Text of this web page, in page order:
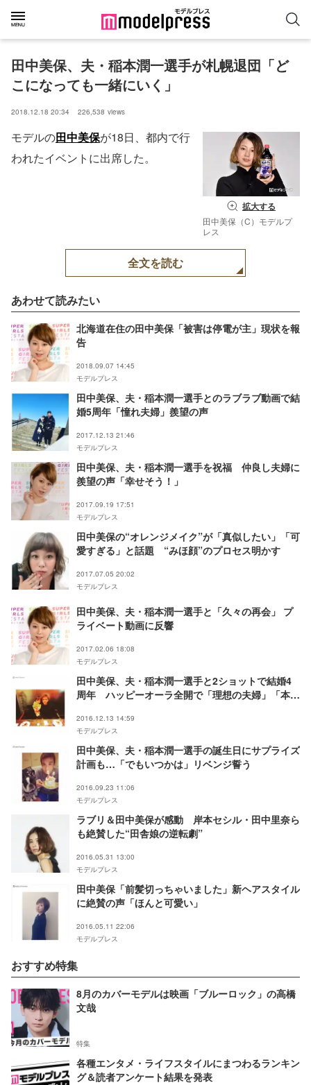
田中美保、夫・稲本潤一選手が札幌退団「ど
こになっても一緒にいく」
2018.12.18 20:34 226,538 views
拡大する
田中美保（C）モデルプ
レス
モデルの田中美保が18日、都内で行
われたイベントに出席した。
全文を読む
あわせて読みたい
北海道在住の田中美保「被害は停電が主」現状を報
告
2018.09.07 14:45
モデルプレス
田中美保、夫・稲本潤一選手とのラブラブ動画で結
婚5周年「憧れ夫婦」羨望の声
2017.12.13 21:46
モデルプレス
田中美保、夫・稲本潤一選手を祝福 仲良し夫婦に
羨望の声「幸せそう！」
2017.09.19 17:51
モデルプレス
田中美保の“オレンジメイク”が「真似したい」「可
愛すぎる」と話題 “みほ顔”のプロセス明かす
2017.07.05 20:02
モデルプレス
田中美保、夫・稲本潤一選手と「久々の再会」 プ
ライベート動画に反響
2017.02.06 18:08
モデルプレス
田中美保、夫・稲本潤一選手と2ショットで結婚4
周年 ハッピーオーラ全開で「理想の夫婦」「本当
2016.12.13 14:59
モデルプレス
田中美保、夫・稲本潤一選手の誕生日にサプライズ
計画も…「でもいつかは」リベンジ誓う
2016.09.23 11:06
モデルプレス
ラブリ＆田中美保が感動 岸本セシル・田中里奈ら
も絶賛した“田舎娘の逆転劇”
2016.05.31 13:00
モデルプレス
田中美保「前髪切っちゃいました」新ヘアスタイル
に絶賛の声「ほんと可愛い」
2016.05.11 22:06
モデルプレス
おすすめ特集
8月のカバーモデルは映画「ブルーロック」の高橋
文哉
特集
各種エンタメ・ライフスタイルにまつわるランキン
グ＆読者アンケート結果を発表